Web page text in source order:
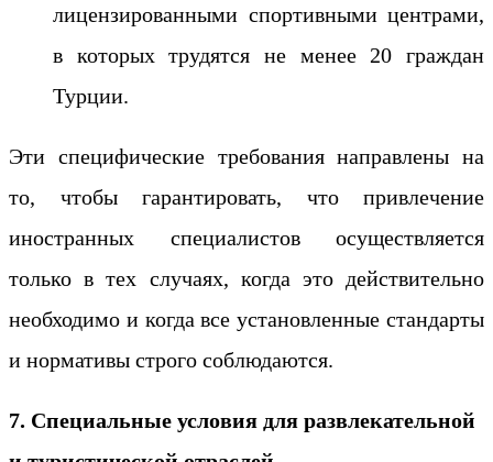
лицензированными спортивными центрами,
в которых трудятся не менее 20 граждан
Турции.
Эти специфические требования направлены на
то, чтобы гарантировать, что привлечение
иностранных специалистов осуществляется
только в тех случаях, когда это действительно
необходимо и когда все установленные стандарты
и нормативы строго соблюдаются.
7. Специальные условия для развлекательной